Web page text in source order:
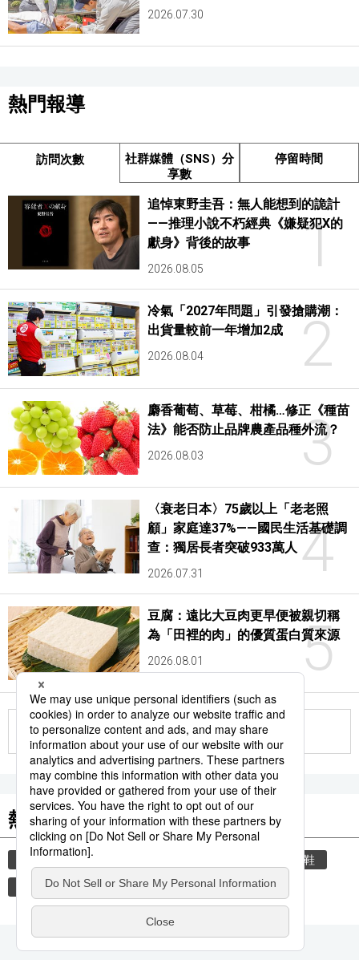
2026.07.30
熱門報導
訪問次數
社群媒體（SNS）分
享數
停留時間
1
追悼東野圭吾：無人能想到的詭計
——推理小說不朽經典《嫌疑犯X的
獻身》背後的故事
2026.08.05
2
冷氣「2027年問題」引發搶購潮：
出貨量較前一年增加2成
2026.08.04
3
麝香葡萄、草莓、柑橘…修正《種苗
法》能否防止品牌農產品種外流？
2026.08.03
4
〈衰老日本〉75歲以上「老老照
顧」家庭達37%——國民生活基礎調
查：獨居長者突破933萬人
2026.07.31
5
豆腐：遠比大豆肉更早便被親切稱
為「田裡的肉」的優質蛋白質來源
2026.08.01
更多
熱門關鍵詞
教育 禮儀 脫鞋
觀光旅遊 時事通信新聞 運動